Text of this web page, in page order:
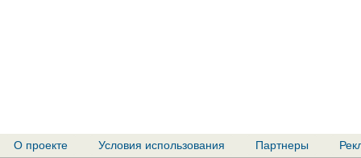
О проекте Условия использования Партнеры